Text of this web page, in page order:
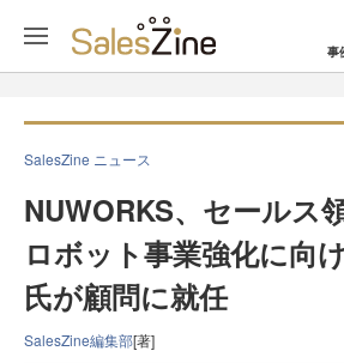
事
SalesZine ニュース
NUWORKS、セールス
ロボット事業強化に向
氏が顧問に就任
SalesZine編集部[著]